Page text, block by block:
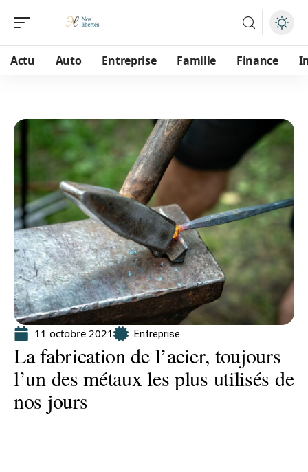
Actu Auto Entreprise Famille Finance
11 octobre 2021 Entreprise
La fabrication de l’acier, toujours
l’un des métaux les plus utilisés de
nos jours